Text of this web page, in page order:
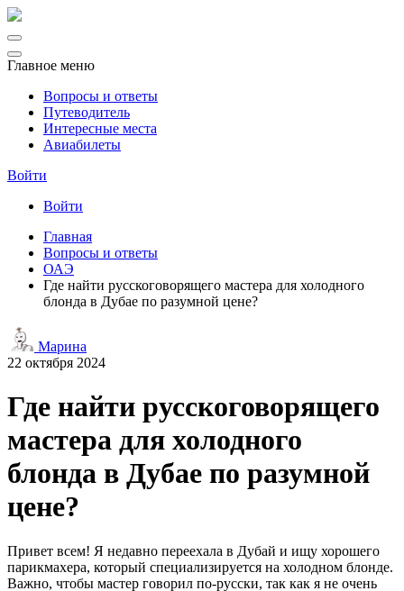
Главное меню
Вопросы и ответы
Путеводитель
Интересные места
Авиабилеты
Войти
Войти
Главная
Вопросы и ответы
ОАЭ
Где найти русскоговорящего мастера для холодного
блонда в Дубае по разумной цене?
Марина
22 октября 2024
Где найти русскоговорящего
мастера для холодного
блонда в Дубае по разумной
цене?
Привет всем! Я недавно переехала в Дубай и ищу хорошего
парикмахера, который специализируется на холодном блонде.
Важно, чтобы мастер говорил по-русски, так как я не очень